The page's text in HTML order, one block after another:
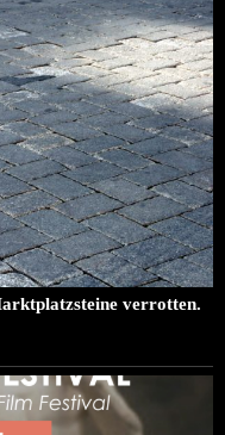
verrotten.